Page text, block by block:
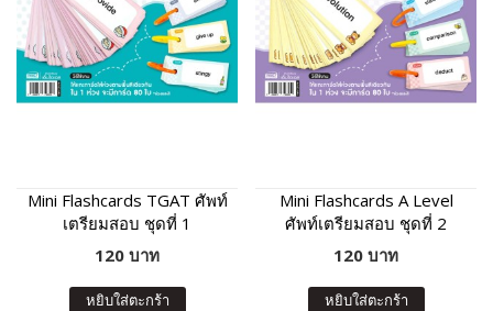
Mini Flashcards TGAT ศัพท์
เตรียมสอบ ชุดที่ 1
120 บาท
หยิบใส่ตะกร้า
Mini Flashcards A Level
ศัพท์เตรียมสอบ ชุดที่ 2
120 บาท
หยิบใส่ตะกร้า